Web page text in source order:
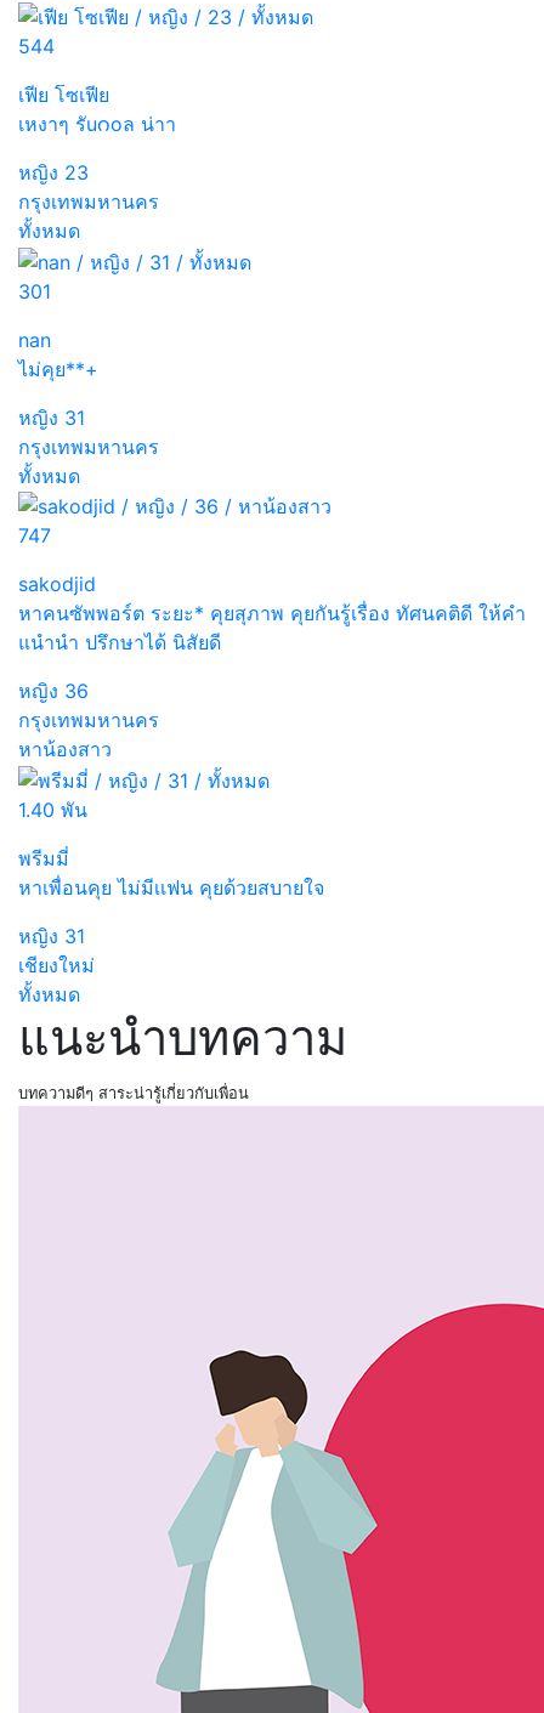
544
เฟีย โซเฟีย
เหงาๆ รัuဂoล น่าา
หญิง 23
กรุงเทพมหานคร
ทั้งหมด
301
nan
ไม่คุย**+
หญิง 31
กรุงเทพมหานคร
ทั้งหมด
747
sakodjid
หาคนซัพพอร์ต ระยะ* คุยสุภาพ คุยกันรู้เรื่อง ทัศนคติดี ให้คำ
แนำนำ ปรึกษาได้ นิสัยดี
หญิง 36
กรุงเทพมหานคร
หาน้องสาว
1.40 พัน
พรีมมี่
หาเพื่อนคุย ไม่มีเเฟน คุยด้วยสบายใจ
หญิง 31
เชียงใหม่
ทั้งหมด
แนะนำบทความ
บทความดีๆ สาระน่ารู้เกี่ยวกับเพื่อน